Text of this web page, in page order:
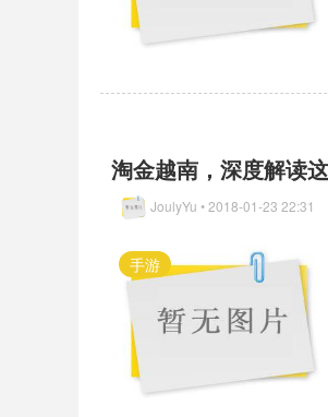
淘金越南，深度解读
手游
JoulyYu • 2018-01-23 22:31